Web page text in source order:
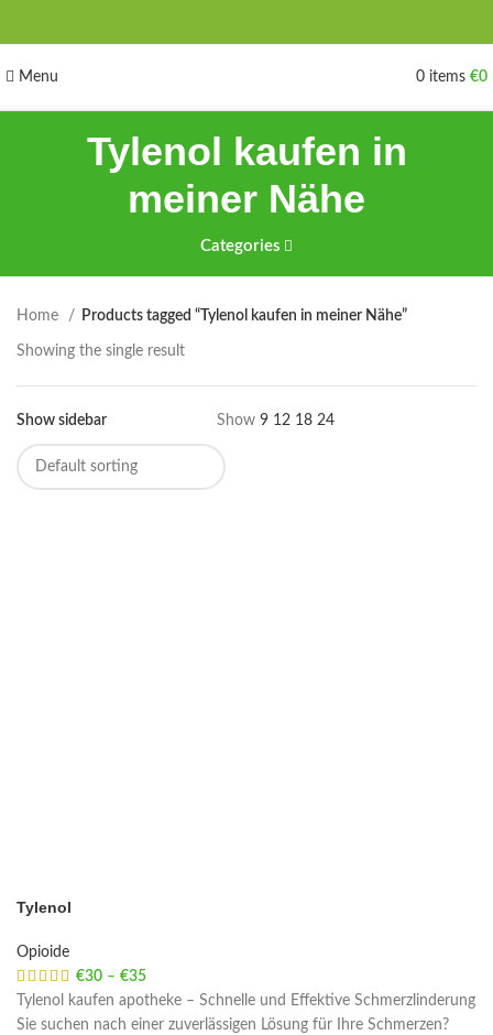
Menu 0 items €0
Tylenol kaufen in
meiner Nähe
Categories
Home Products tagged “Tylenol kaufen in meiner Nähe”
Showing the single result
Show sidebar Show 9 12 18 24
Tylenol
Opioide
€30 – €35
Tylenol kaufen apotheke – Schnelle und Effektive Schmerzlinderung
Sie suchen nach einer zuverlässigen Lösung für Ihre Schmerzen?